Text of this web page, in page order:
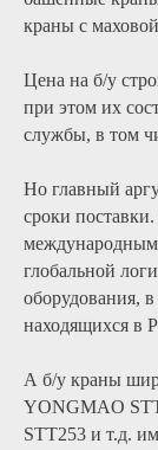
краны с
Цена на б/у
при этом их
службы, в том
Но главный
сроки
глобальной
оборудования,
находящихся в
А б/у краны
YONGMAO
STT253 и т.д.